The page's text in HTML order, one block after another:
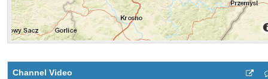
Channel Video